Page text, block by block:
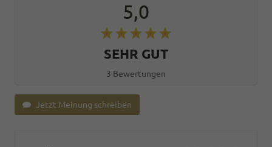
5,0
SEHR GUT
3 Bewertungen
Jetzt Meinung schreiben